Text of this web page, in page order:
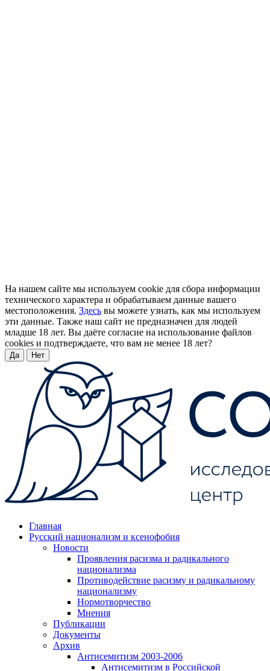
На нашем сайте мы используем cookie для сбора информации
технического характера и обрабатываем данные вашего
местоположения. Здесь вы можете узнать, как мы используем
эти данные. Также наш сайт не предназначен для людей
младше 18 лет. Вы даёте согласие на использование файлов
cookies и подтверждаете, что вам не менее 18 лет?
Да Нет
Главная
Русский национализм и ксенофобия
Новости
Проявления расизма и радикального
национализма
Противодействие расизму и радикальному
национализму
Нормотворчество
Мнения
Публикации
Документы
Архив
Антисемитизм 2003-2006
Антисемитизм в Российской